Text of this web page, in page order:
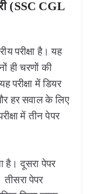
(SSC CGL
परीक्षा है। यह
ही चरणों की
परीक्षा में डियर
हर सवाल के लिए
में तीन पेपर
है। दूसरा पेपर
पेपर